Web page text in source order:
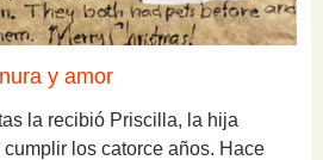
y amor
la recibió Priscilla, la hija
los catorce años. Hace